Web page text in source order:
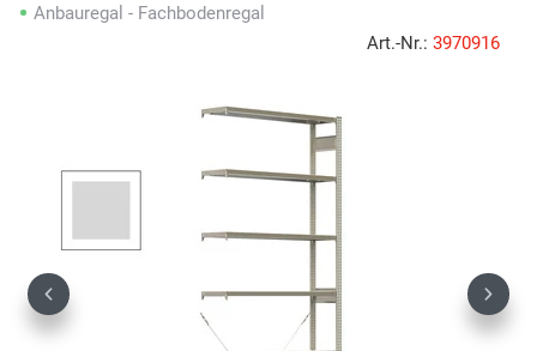
Anbauregal - Fachbodenregal
Art.-Nr.: 3970916
Previous Next